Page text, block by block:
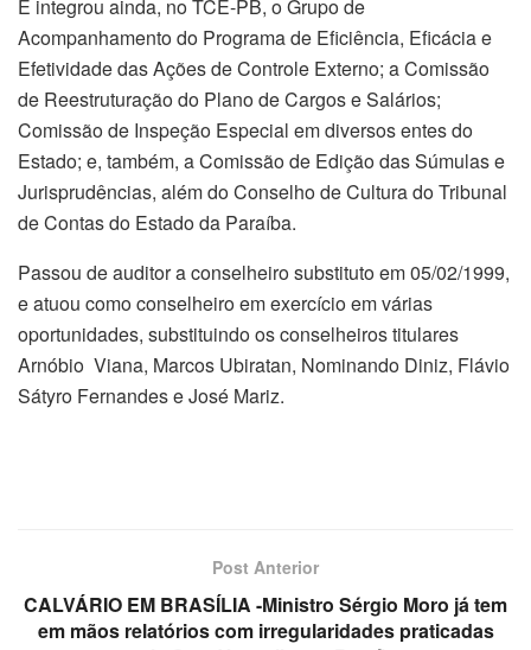
E integrou ainda, no TCE-PB, o Grupo de
Acompanhamento do Programa de Eficiência, Eficácia e
Efetividade das Ações de Controle Externo; a Comissão
de Reestruturação do Plano de Cargos e Salários;
Comissão de Inspeção Especial em diversos entes do
Estado; e, também, a Comissão de Edição das Súmulas e
Jurisprudências, além do Conselho de Cultura do Tribunal
de Contas do Estado da Paraíba.
Passou de auditor a conselheiro substituto em 05/02/1999,
e atuou como conselheiro em exercício em várias
oportunidades, substituindo os conselheiros titulares
Arnóbio Viana, Marcos Ubiratan, Nominando Diniz, Flávio
Sátyro Fernandes e José Mariz.
Post Anterior
CALVÁRIO EM BRASÍLIA -Ministro Sérgio Moro já tem
em mãos relatórios com irregularidades praticadas